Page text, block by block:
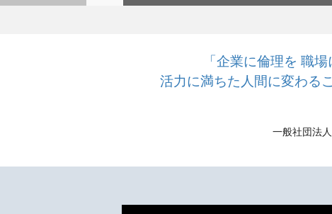
「企業に倫理を 職
活力に満ちた人間に変わる
一般社団法